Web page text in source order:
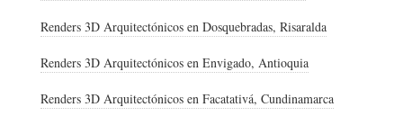
Renders 3D Arquitectónicos en Dosquebradas, Risaralda
Renders 3D Arquitectónicos en Envigado, Antioquia
Renders 3D Arquitectónicos en Facatativá, Cundinamarca